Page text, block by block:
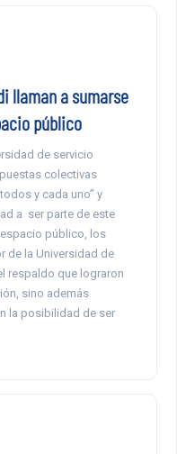
llaman a sumarse
público
de servicio
colectivas
y cada uno” y
a ser parte de este
público, los
de la Universidad de
respaldo que lograron
sino además
la posibilidad de ser